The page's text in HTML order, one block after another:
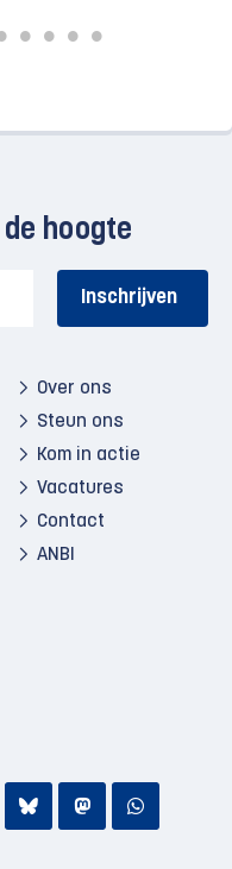
hoogte
Over ons
Steun ons
Kom in actie
Vacatures
Contact
ANBI